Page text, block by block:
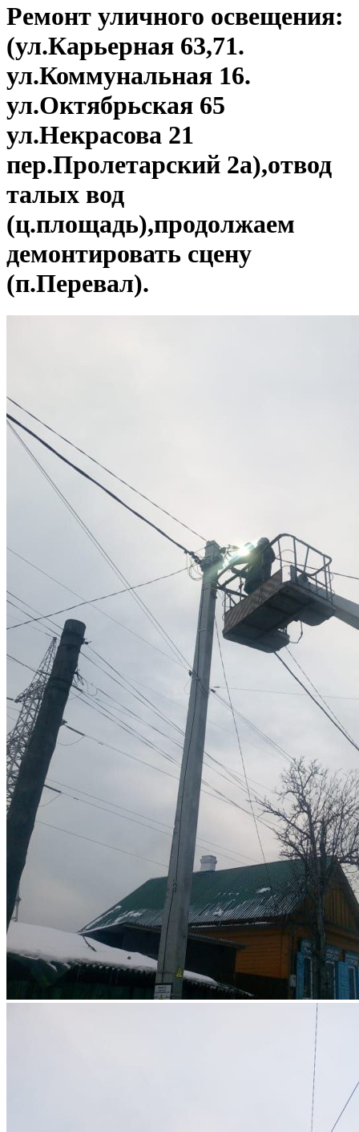
Ремонт уличного освещения:
(ул.Карьерная 63,71.
ул.Коммунальная 16.
ул.Октябрьская 65
ул.Некрасова 21
пер.Пролетарский 2а),отвод
талых вод
(ц.площадь),продолжаем
демонтировать сцену
(п.Перевал).